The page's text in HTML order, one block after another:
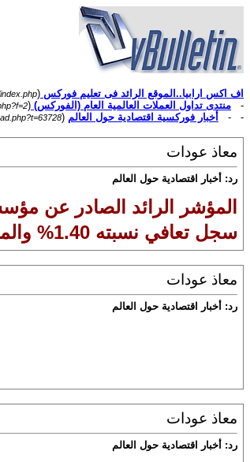
اف اكس ارابيا..الموقع الرائد فى تعليم فوركس Forex )
- منتدى تداول العملات العالمية العام (الفوركس) Forex )
- -
أخبار فوركسية اقتصادية حول العالم (
معاذ عودات
رد: أخبار اقتصادية حول العالم
المؤشر الرائد الصادر عن
سجل تعافي نسبته 1.40% والمتوقع كان 1.0%ً
معاذ عودات
رد: أخبار اقتصادية حول العالم
معاذ عودات
رد: أخبار اقتصادية حول العالم